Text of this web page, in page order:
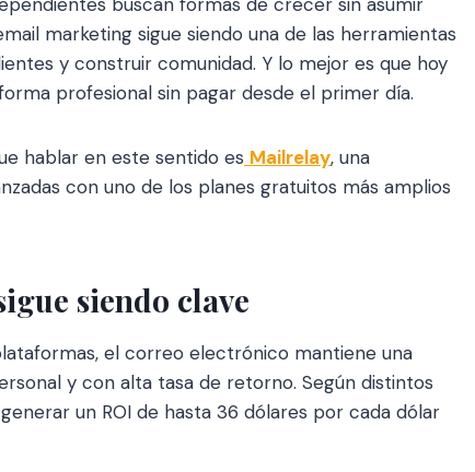
marketing sigue siendo una de las herramientas
y construir comunidad. Y lo mejor es que hoy
profesional sin pagar desde el primer día.
hablar en este sentido es Mailrelay, una
con uno de los planes gratuitos más amplios
siendo clave
el correo electrónico mantiene una
y con alta tasa de retorno. Según distintos
un ROI de hasta 36 dólares por cada dólar